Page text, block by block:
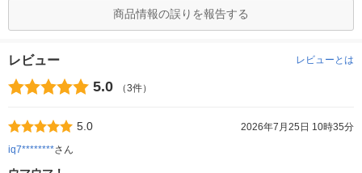
商品情報の誤りを報告する
レビュー レビューとは
5.0 （3件）
5.0
2026年7月25日 10時35分
iq7********さん